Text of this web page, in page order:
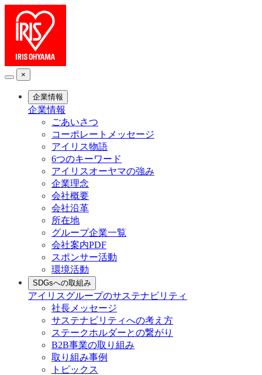
×
企業情報
企業情報
ごあいさつ
コーポレートメッセージ
アイリス物語
6つのキーワード
アイリスオーヤマの強み
企業理念
会社概要
会社沿革
所在地
グループ企業一覧
会社案内PDF
スポンサー活動
環境活動
SDGsへの取組み
アイリスグループのサステナビリティ
社長メッセージ
サステナビリティへの考え方
ステークホルダーとの繋がり
B2B事業の取り組み
取り組み事例
トピックス